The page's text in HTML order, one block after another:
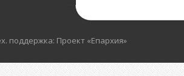
поддержка: Проект «Епархия»